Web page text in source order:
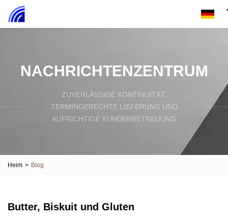
NACHRICHTENZENTRUM
ZUVERLÄSSIGE KONTINUITÄT,
TERMINGERECHTE LIEFERUNG UND
AUFRICHTIGE KUNDENBETREUUNG
Heim > Blog
Butter, Biskuit und Gluten